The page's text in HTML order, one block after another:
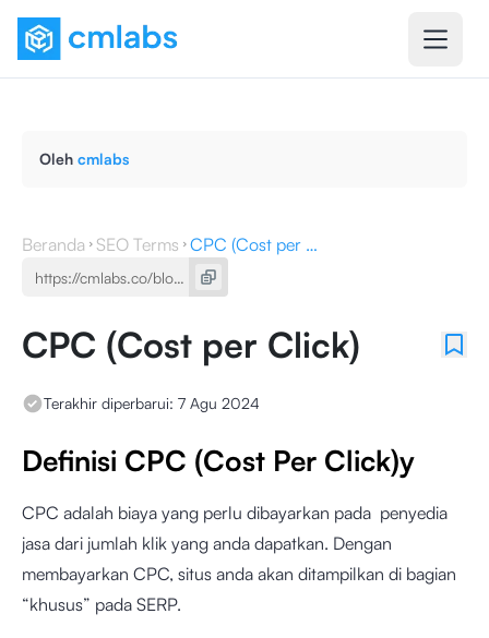
Oleh cmlabs
Beranda SEO Terms CPC (Cost per Click)
CPC (Cost per Click)
Terakhir diperbarui: 7 Agu 2024
Definisi CPC (Cost Per Click)y
CPC adalah biaya yang perlu dibayarkan pada penyedia
jasa dari jumlah klik yang anda dapatkan. Dengan
membayarkan CPC, situs anda akan ditampilkan di bagian
“khusus” pada SERP.